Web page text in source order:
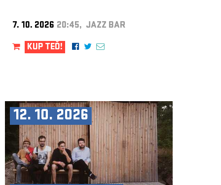
7. 10. 2026 20:45, JAZZ BAR
KUP TEĎ!
12. 10. 2026